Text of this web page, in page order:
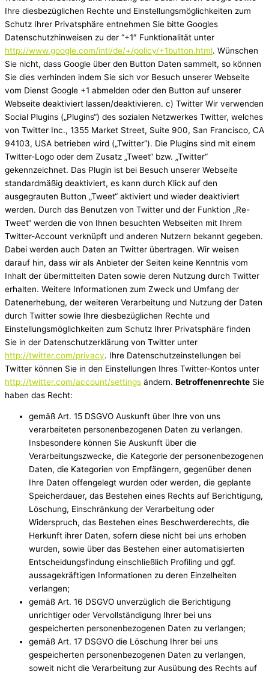
Ihre diesbezüglichen Rechte und Einstellungsmöglichkeiten zum
Schutz Ihrer Privatsphäre entnehmen Sie bitte Googles
Datenschutzhinweisen zu der “+1″ Funktionalität unter
http://www.google.com/intl/de/+/policy/+1button.html. Wünschen
Sie nicht, dass Google über den Button Daten sammelt, so können
Sie dies verhinden indem Sie sich vor Besuch unserer Webseite
vom Dienst Google +1 abmelden oder den Button auf unserer
Webseite deaktiviert lassen/deaktivieren. c) Twitter Wir verwenden
Social Plugins („Plugins“) des sozialen Netzwerkes Twitter, welches
von Twitter Inc., 1355 Market Street, Suite 900, San Francisco, CA
94103, USA betrieben wird („Twitter“). Die Plugins sind mit einem
Twitter-Logo oder dem Zusatz „Tweet“ bzw. „Twitter“
gekennzeichnet. Das Plugin ist bei Besuch unserer Webseite
standardmäßig deaktiviert, es kann durch Klick auf den
ausgegrauten Button „Tweet“ aktiviert und wieder deaktiviert
werden. Durch das Benutzen von Twitter und der Funktion „Re-
Tweet“ werden die von Ihnen besuchten Webseiten mit Ihrem
Twitter-Account verknüpft und anderen Nutzern bekannt gegeben.
Dabei werden auch Daten an Twitter übertragen. Wir weisen
darauf hin, dass wir als Anbieter der Seiten keine Kenntnis vom
Inhalt der übermittelten Daten sowie deren Nutzung durch Twitter
erhalten. Weitere Informationen zum Zweck und Umfang der
Datenerhebung, der weiteren Verarbeitung und Nutzung der Daten
durch Twitter sowie Ihre diesbezüglichen Rechte und
Einstellungsmöglichkeiten zum Schutz Ihrer Privatsphäre finden
Sie in der Datenschutzerklärung von Twitter unter
http://twitter.com/privacy. Ihre Datenschutzeinstellungen bei
Twitter können Sie in den Einstellungen Ihres Twitter-Kontos unter
http://twitter.com/account/settings ändern. Betroffenenrechte Sie
haben das Recht:
gemäß Art. 15 DSGVO Auskunft über Ihre von uns
verarbeiteten personenbezogenen Daten zu verlangen.
Insbesondere können Sie Auskunft über die
Verarbeitungszwecke, die Kategorie der personenbezogenen
Daten, die Kategorien von Empfängern, gegenüber denen
Ihre Daten offengelegt wurden oder werden, die geplante
Speicherdauer, das Bestehen eines Rechts auf Berichtigung,
Löschung, Einschränkung der Verarbeitung oder
Widerspruch, das Bestehen eines Beschwerderechts, die
Herkunft ihrer Daten, sofern diese nicht bei uns erhoben
wurden, sowie über das Bestehen einer automatisierten
Entscheidungsfindung einschließlich Profiling und ggf.
aussagekräftigen Informationen zu deren Einzelheiten
verlangen;
gemäß Art. 16 DSGVO unverzüglich die Berichtigung
unrichtiger oder Vervollständigung Ihrer bei uns
gespeicherten personenbezogenen Daten zu verlangen;
gemäß Art. 17 DSGVO die Löschung Ihrer bei uns
gespeicherten personenbezogenen Daten zu verlangen,
soweit nicht die Verarbeitung zur Ausübung des Rechts auf